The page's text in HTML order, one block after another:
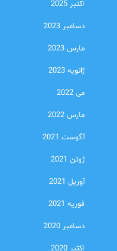
اکتبر 2025
دسامبر 2023
مارس 2023
ژانویه 2023
می 2022
مارس 2022
آگوست 2021
ژوئن 2021
آوریل 2021
فوریه 2021
دسامبر 2020
اکتبر 2020